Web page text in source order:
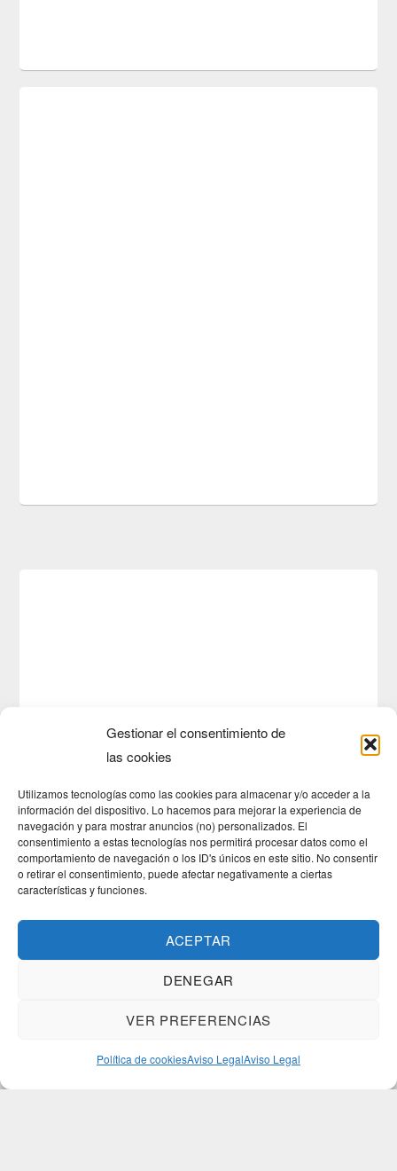
Gestionar el consentimiento de
las cookies
Utilizamos tecnologías como las cookies para almacenar y/o acceder a la
información del dispositivo. Lo hacemos para mejorar la experiencia de
navegación y para mostrar anuncios (no) personalizados. El
consentimiento a estas tecnologías nos permitirá procesar datos como el
comportamiento de navegación o los ID's únicos en este sitio. No consentir
o retirar el consentimiento, puede afectar negativamente a ciertas
características y funciones.
ACEPTAR
DENEGAR
VER PREFERENCIAS
Política de cookiesAviso LegalAviso Legal